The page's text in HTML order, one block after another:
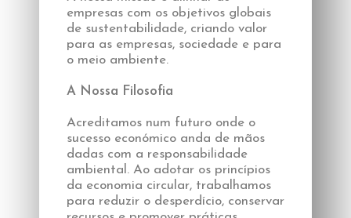
empresas com os objetivos globais
de sustentabilidade, criando valor
para as empresas, sociedade e para
o meio ambiente.
A Nossa Filosofia
Acreditamos num futuro onde o
sucesso económico anda de mãos
dadas com a responsabilidade
ambiental. Ao adotar os princípios
da economia circular, trabalhamos
para reduzir o desperdício, conservar